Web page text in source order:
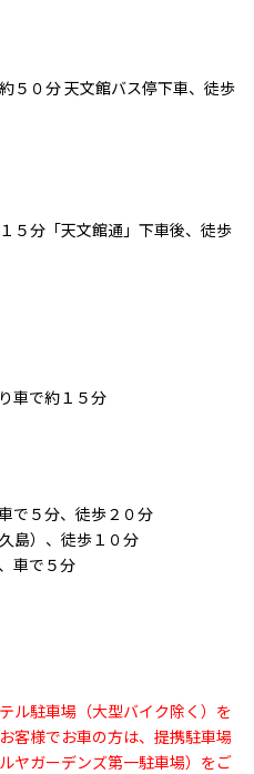
５０分 天文館バス停下車、徒歩
５分「天文館通」下車後、徒歩
車で約１５分
で５分、徒歩２０分
島）、徒歩１０分
車で５分
ル駐車場（大型バイク除く）を
客様でお車の方は、提携駐車場
ヤガーデンズ第一駐車場）をご